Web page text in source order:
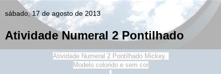
sábado, 17 de agosto de 2013
Atividade Numeral 2 Pontilhado
Atividade Numeral 2 Pontilhado Mickey.
Modelo colorido e sem cor